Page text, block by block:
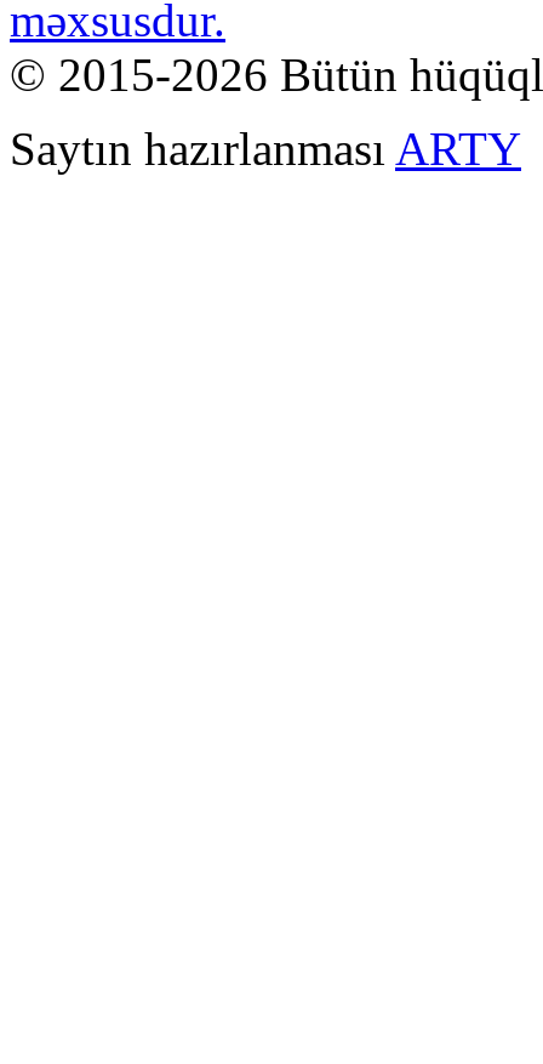
məxsusdur.
© 2015-2026 Bütün
Saytın hazırlanması ARTY